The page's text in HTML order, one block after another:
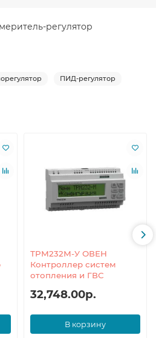
регулятор
ПИД-регулятор
ТРМ232М-У ОВЕН
Контроллер систем
отопления и ГВС
32,748.00р.
В корзину